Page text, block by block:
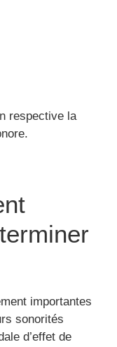
respective la
importantes
sonorités
d’effet de